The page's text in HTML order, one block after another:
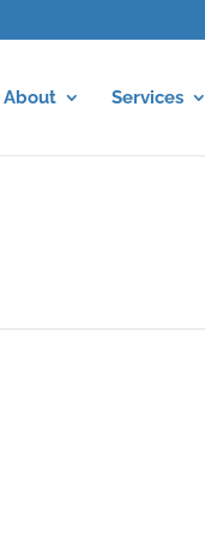
About Services